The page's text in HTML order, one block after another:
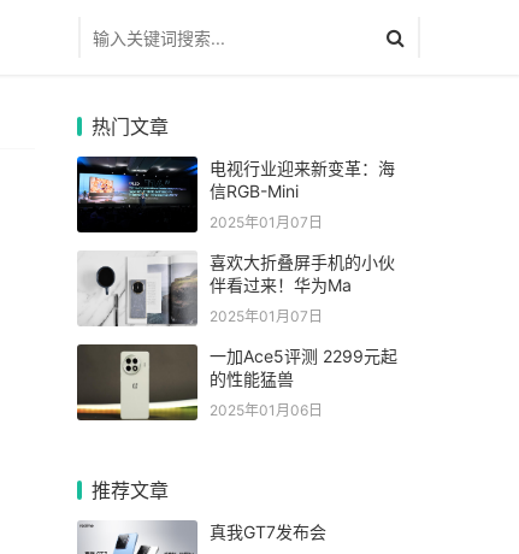
热门文章
电视行业迎来新变革：海
信RGB-Mini
2025年01月07日
喜欢大折叠屏手机的小伙
伴看过来！华为Ma
2025年01月07日
一加Ace5评测 2299元起
的性能猛兽
2025年01月06日
推荐文章
真我GT7发布会